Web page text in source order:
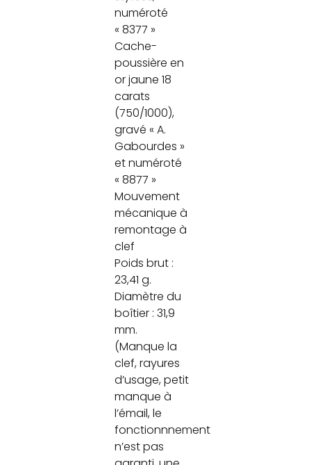
numéroté
« 8377 »
Cache-
poussière en
or jaune 18
carats
(750/1000),
gravé « A.
Gabourdes »
et numéroté
« 8877 »
Mouvement
mécanique à
remontage à
clef
Poids brut :
23,41 g.
Diamètre du
boîtier : 31,9
mm.
(Manque la
clef, rayures
d’usage, petit
manque à
l’émail, le
fonctionnnement
n’est pas